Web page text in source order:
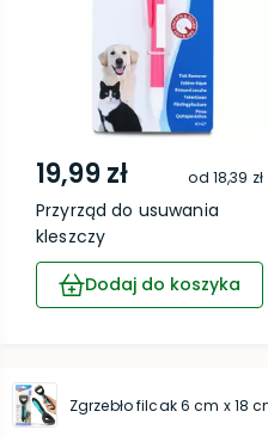
19,99 zł od 18,39 zł
Przyrząd do usuwania
kleszczy
Dodaj do koszyka